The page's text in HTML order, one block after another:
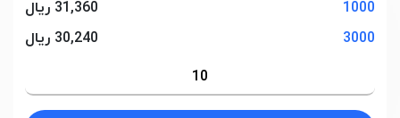
1000
31,360 ریال
3000
30,240 ریال